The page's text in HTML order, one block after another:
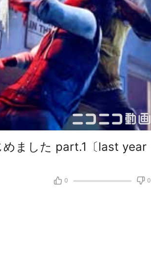
めました part.1〔last year
0 0